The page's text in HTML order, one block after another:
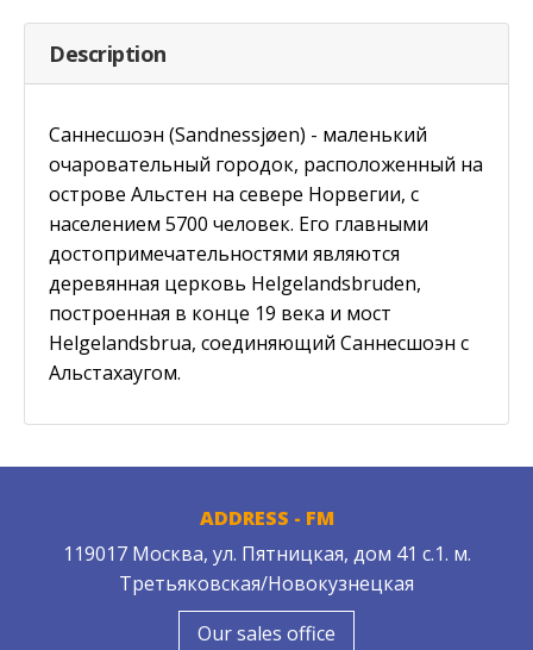
Description
Саннесшоэн (Sandnessjøen) - маленький
очаровательный городок, расположенный на
острове Альстен на севере Норвегии, с
населением 5700 человек. Его главными
достопримечательностями являются
деревянная церковь Helgelandsbruden,
построенная в конце 19 века и мост
Helgelandsbrua, соединяющий Саннесшоэн с
Альстахаугом.
ADDRESS - FM
119017 Москва, ул. Пятницкая, дом 41 с.1. м.
Третьяковская/Новокузнецкая
Our sales office